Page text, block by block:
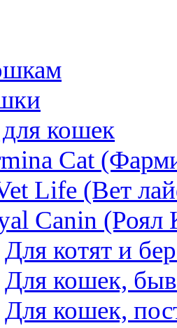
кошек
Cat
Life (Вет
Canin (Роял
Для котят и
Для кошек,
Для кошек,